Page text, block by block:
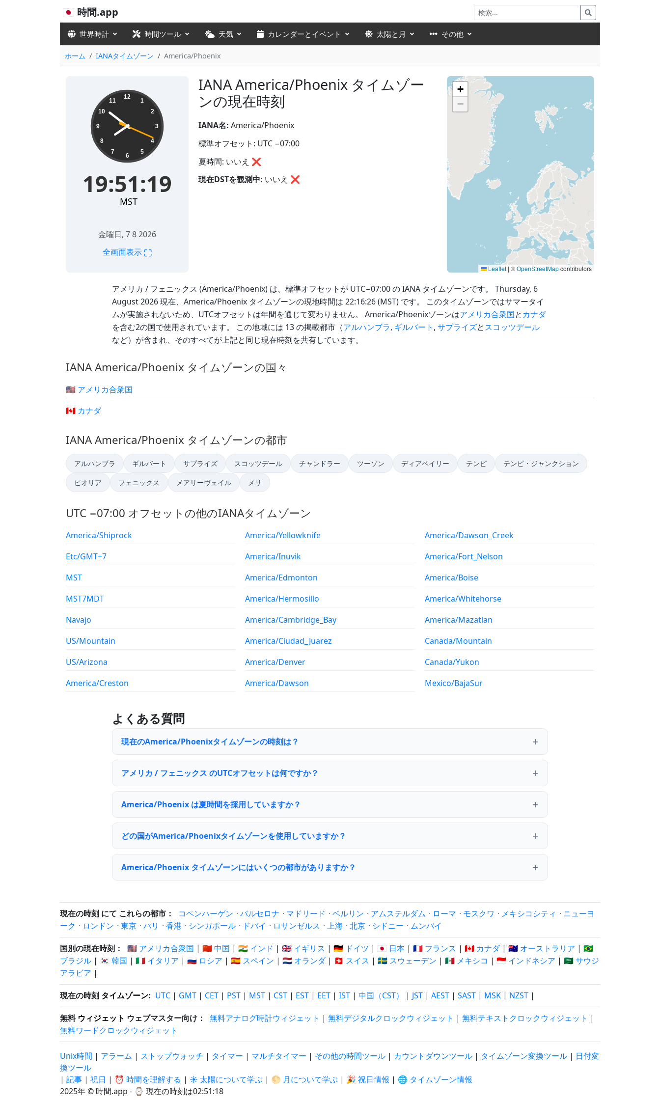
🇯🇵 時間.app
世界時計 時間ツール 天気 カレンダーとイベント 太陽と月 その他
ホーム IANAタイムゾーン America/Phoenix
IANA America/Phoenix タイムゾー
ンの現在時刻
19:51:19 12
1
2
3
4
5
6
7
8
9
10
11
19:51:19
MST
金曜日, 7 8 2026
全画面表示 ⛶
IANA名: America/Phoenix
標準オフセット: UTC −07:00
夏時間: いいえ ❌
現在DSTを観測中: いいえ ❌
+
−
Leaflet | ©OpenStreetMapcontributors
アメリカ / フェニックス (America/Phoenix) は、標準オフセットが UTC−07:00 の IANA タイムゾーンです。 Thursday, 6
August 2026 現在、America/Phoenix タイムゾーンの現地時間は 22:16:26 (MST) です。 このタイムゾーンではサマータイ
ムが実施されないため、UTCオフセットは年間を通じて変わりません。 America/Phoenixゾーンはアメリカ合衆国と カナダ
を含む2の国で使用されています。 この地域には 13 の掲載都市（アルハンブラ, ギルバート , サプライズとスコッツデール
など）が含まれ、そのすべてが上記と同じ現在時刻を共有しています。
IANA America/Phoenix タイムゾーンの国々
🇺🇸 アメリカ合衆国
🇨🇦 カナダ
IANA America/Phoenix タイムゾーンの都市
アルハンブラ ギルバート サプライズ スコッツデール チャンドラー ツーソン ディアベイリー テンピ テンピ・ジャンクション
ピオリア フェニックス メアリーヴェイル メサ
UTC −07:00 オフセットの他のIANAタイムゾーン
America/Shiprock
Etc/GMT+7
MST
MST7MDT
Navajo
US/Mountain
US/Arizona
America/Creston
America/Yellowknife
America/Inuvik
America/Edmonton
America/Hermosillo
America/Cambridge_Bay
America/Ciudad_Juarez
America/Denver
America/Dawson
America/Dawson_Creek
America/Fort_Nelson
America/Boise
America/Whitehorse
America/Mazatlan
Canada/Mountain
Canada/Yukon
Mexico/BajaSur
よくある質問
現在のAmerica/Phoenixタイムゾーンの時刻は？
アメリカ / フェニックス のUTCオフセットは何ですか？
America/Phoenix は夏時間を採用していますか？
どの国がAmerica/Phoenixタイムゾーンを使用していますか？
America/Phoenix タイムゾーンにはいくつの都市がありますか？
現在の時刻 にて これらの都市： コペンハーゲン · バルセロナ · マドリード · ベルリン · アムステルダム · ローマ · モスクワ · メキシコシティ · ニューヨ
ーク · ロンドン · 東京 · パリ · 香港 · シンガポール · ドバイ · ロサンゼルス · 上海 · 北京 · シドニー · ムンバイ
国別の現在時刻： 🇺🇸 アメリカ合衆国 | 🇨🇳 中国 | 🇮🇳 インド | 🇬🇧 イギリス | 🇩🇪 ドイツ | 🇯🇵 日本 | 🇫🇷 フランス | 🇨🇦 カナダ| 🇦🇺 オーストラリア | 🇧🇷
ブラジル | 🇰🇷 韓国 | 🇮🇹 イタリア | 🇷🇺 ロシア | 🇪🇸 スペイン | 🇳🇱 オランダ| 🇨🇭 スイス | 🇸🇪 スウェーデン | 🇲🇽 メキシコ | 🇮🇩 インドネシア | 🇸🇦 サウジ
アラビア |
現在の時刻 タイムゾーン: UTC | GMT | CET | PST | MST | CST | EST | EET | IST | 中国（CST） | JST | AEST | SAST | MSK | NZST |
無料 ウィジェット ウェブマスター向け： 無料アナログ時計ウィジェット | 無料デジタルクロックウィジェット | 無料テキストクロックウィジェット |
無料ワードクロックウィジェット
Unix時間 | アラーム | ストップウォッチ | タイマー | マルチタイマー | その他の時間ツール | カウントダウンツール | タイムゾーン変換ツール | 日付変
換ツール
| 記事 | 祝日 | ⏰ 時間を理解する | ☀️ 太陽について学ぶ | 🌕 月について学ぶ | 🎉 祝日情報 | 🌐 タイムゾーン情報
2025年 © 時間.app - ⌚ 現在の時刻は02:51:19